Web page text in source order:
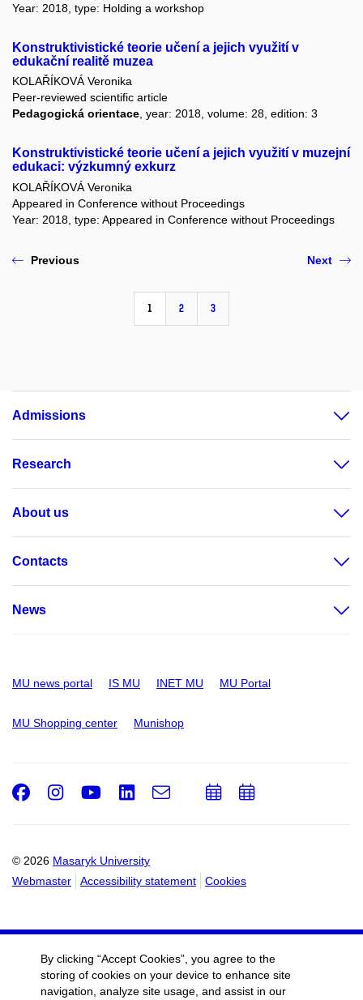
Year: 2018, type: Holding a workshop
Konstruktivistické teorie učení a jejich využití v
edukační realitě muzea
KOLAŘÍKOVÁ Veronika
Peer-reviewed scientific article
Pedagogická orientace, year: 2018, volume: 28, edition: 3
Konstruktivistické teorie učení a jejich využití v muzejní
edukaci: výzkumný exkurz
KOLAŘÍKOVÁ Veronika
Appeared in Conference without Proceedings
Year: 2018, type: Appeared in Conference without Proceedings
Previous
1 2 3
Next
Admissions
Research
About us
Contacts
News
MU news portal IS MU INET MU MU Portal
MU Shopping center Munishop
© 2026 Masaryk University
Webmaster
Accessibility statement Cookies
Facebook
Instagram
Youtube
LinkedIn
e-
AddAdd
By clicking “Accept Cookies”, you agree to the
storing of cookies on your device to enhance site
navigation, analyze site usage, and assist in our